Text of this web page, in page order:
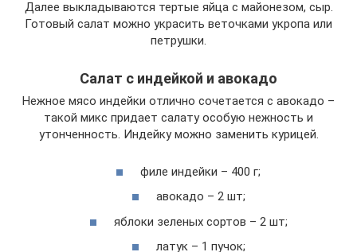
Далее выкладываются тертые яйца с майонезом, сыр.
Готовый салат можно украсить веточками укропа или
петрушки.
Салат с индейкой и авокадо
Нежное мясо индейки отлично сочетается с авокадо –
такой микс придает салату особую нежность и
утонченность. Индейку можно заменить курицей.
филе индейки – 400 г;
авокадо – 2 шт;
яблоки зеленых сортов – 2 шт;
латук – 1 пучок;